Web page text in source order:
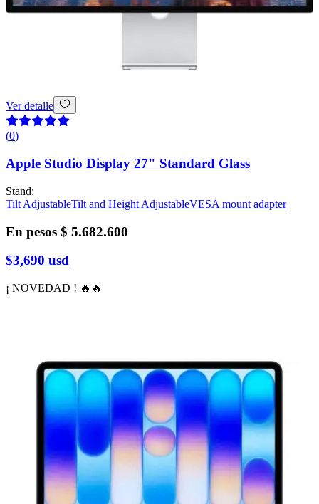
Ver detalle
(0)
Apple Studio Display 27" Standard Glass
Stand:
Tilt AdjustableTilt and Height AdjustableVESA mount adapter
En pesos $ 5.682.600
$3,690 usd
¡ NOVEDAD ! 🔥🔥